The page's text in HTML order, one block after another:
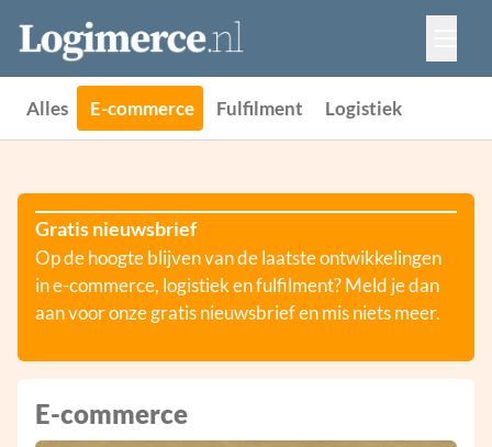
Vacatures
Events
Adverteren
Partners
Alles E-commerce Fulfilment Logistiek
Gratis nieuwsbrief
Op de hoogte blijven van de laatste ontwikkelingen
in e-commerce, logistiek en fulfilment? Meld je dan
aan voor onze gratis nieuwsbrief en mis niets meer.
E-commerce